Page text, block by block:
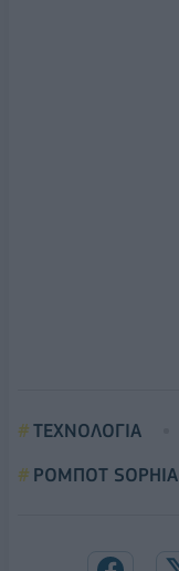
ΤΕΧΝΟΛΟΓΙΑ
ΡΟΜΠΟΤ SOPHIA